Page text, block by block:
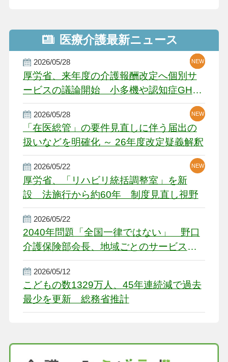
医療介護最新ニュース
2026/05/28
厚労省、来年度の介護報酬改定へ個別サ
ービスの議論開始 小多機や認知症GH、
厳しい経営環境に危機感
NEW
NEW
NEW
2026/05/28
「在医総管」の要件見直しに伴う届出の
扱いなどを明確化 ～ 26年度改定疑義解釈
NEW
NEW
2026/05/22
厚労省、「リハビリ統括調整室」を新
設 法施行から約60年 制度見直し視野
NEW
2026/05/22
2040年問題「全国一律ではない」 野口
介護保険部会長、地域ごとのサービス基
盤整備を促す
2026/05/12
こどもの数1329万人、45年連続減で過去
最少を更新 総務省推計